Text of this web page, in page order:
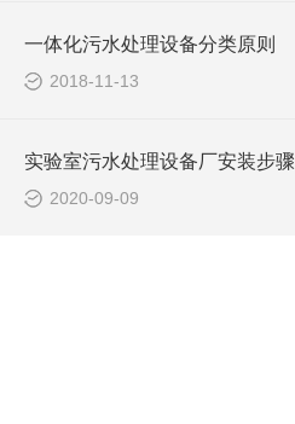
一体化污水处理设备分类原则
2018-11-13
实验室污水处理设备厂安装步骤
2020-09-09